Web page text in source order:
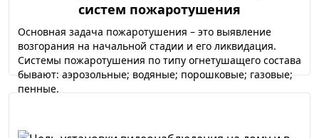
систем пожаротушения
Основная задача пожаротушения – это выявление
возгорания на начальной стадии и его ликвидация.
Системы пожаротушения по типу огнетушащего состава
бывают: аэрозольные; водяные; порошковые; газовые;
пенные.